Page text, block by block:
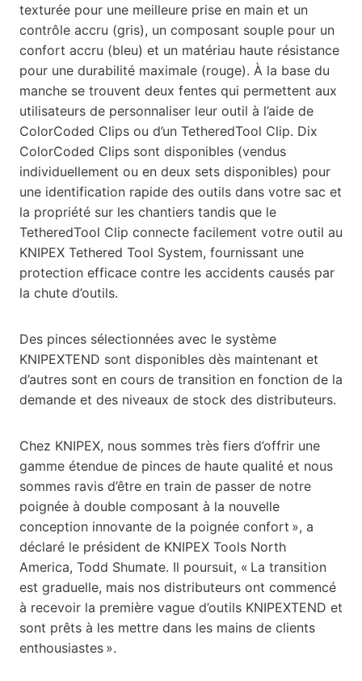
texturée pour une meilleure prise en main et un
contrôle accru (gris), un composant souple pour un
confort accru (bleu) et un matériau haute résistance
pour une durabilité maximale (rouge). À la base du
manche se trouvent deux fentes qui permettent aux
utilisateurs de personnaliser leur outil à l’aide de
ColorCoded Clips ou d’un TetheredTool Clip. Dix
ColorCoded Clips sont disponibles (vendus
individuellement ou en deux sets disponibles) pour
une identification rapide des outils dans votre sac et
la propriété sur les chantiers tandis que le
TetheredTool Clip connecte facilement votre outil au
KNIPEX Tethered Tool System, fournissant une
protection efficace contre les accidents causés par
la chute d’outils.
Des pinces sélectionnées avec le système
KNIPEXTEND sont disponibles dès maintenant et
d’autres sont en cours de transition en fonction de la
demande et des niveaux de stock des distributeurs.
Chez KNIPEX, nous sommes très fiers d’offrir une
gamme étendue de pinces de haute qualité et nous
sommes ravis d’être en train de passer de notre
poignée à double composant à la nouvelle
conception innovante de la poignée confort », a
déclaré le président de KNIPEX Tools North
America, Todd Shumate. Il poursuit, « La transition
est graduelle, mais nos distributeurs ont commencé
à recevoir la première vague d’outils KNIPEXTEND et
sont prêts à les mettre dans les mains de clients
enthousiastes ».